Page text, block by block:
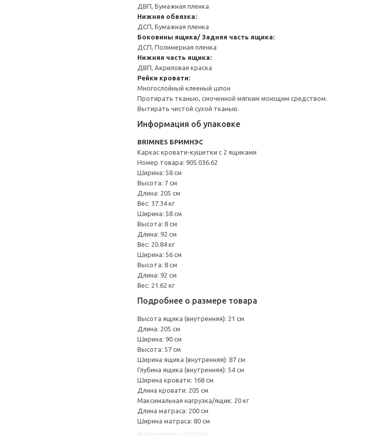
ДВП, Бумажная пленка
Нижняя обвязка:
ДСП, Бумажная пленка
Боковины ящика/ Задняя часть ящика:
ДСП, Полимерная пленка
Нижняя часть ящика:
ДВП, Акриловая краска
Рейки кровати:
Многослойный клееный шпон
Протирать тканью, смоченной мягким моющим средством.
Вытирать чистой сухой тканью.
Информация об упаковке
BRIMNES БРИМНЭС
Каркас кровати-кушетки с 2 ящиками
Номер товара: 905.036.62
Ширина: 58 см
Высота: 7 см
Длина: 205 см
Вес: 37.34 кг
Ширина: 58 см
Высота: 8 см
Длина: 92 см
Вес: 20.84 кг
Ширина: 56 см
Высота: 8 см
Длина: 92 см
Вес: 21.62 кг
Подробнее о размере товара
Высота ящика (внутренняя): 21 см
Длина: 205 см
Ширина: 90 см
Высота: 57 см
Ширина ящика (внутренняя): 87 см
Глубина ящика (внутренняя): 54 см
Ширина кровати: 168 см
Длина кровати: 205 см
Максимальная нагрузка/ящик: 20 кг
Длина матраса: 200 см
Ширина матраса: 80 см